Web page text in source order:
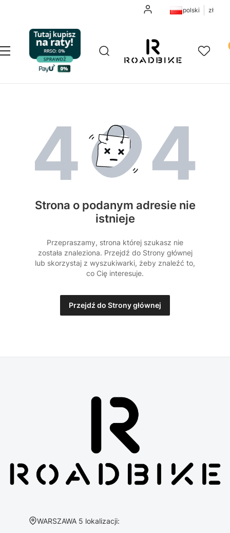
Zaloguj siępolski zł
Menu Otwórz wyszukiwarkę
Szukaj Ulubione
Strona o podanym adresie nie
istnieje
Przepraszamy, strona której szukasz nie
została znaleziona. Przejdź do Strony głównej
lub skorzystaj z wyszukiwarki, żeby znaleźć to,
co Cię interesuje.
Przejdź do Strony głównej
Adres:
WARSZAWA 5 lokalizacji: